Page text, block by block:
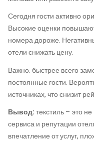
Сегодня гости активно
Высокие оценки
номера дороже.
отели снижать цену.
Важно: быстрее всего
постоянные гости.
источниках, что снизит
Вывод:текстиль – это
сервиса и репутации
впечатление от услуг,